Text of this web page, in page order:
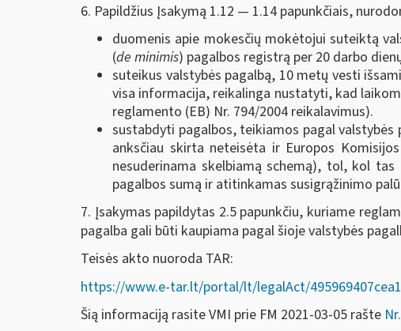
6. Papildžius Įsakymą 1.12 — 1.14 papunkčiais,
duomenis apie mokesčių mokėtojui suteiktą
(de minimis) pagalbos registrą per 20 darbo
suteikus valstybės pagalbą, 10 metų vesti
visa informacija, reikalinga nustatyti, kad
reglamento (EB) Nr. 794/2004 reikalavimus).
sustabdyti pagalbos, teikiamos pagal
anksčiau skirta neteisėta ir Europos
nesuderinama skelbiamą schemą), tol, kol
pagalbos sumą ir atitinkamas susigrąžinimo
7. Įsakymas papildytas 2.5 papunkčiu, kuriame
pagalba gali būti kaupiama pagal šioje valstybės
Teisės akto nuoroda TAR:
https://www.e-tar.lt/portal/lt/legalAct/
Šią informaciją rasite VMI prie FM 2021-03-05 rašte